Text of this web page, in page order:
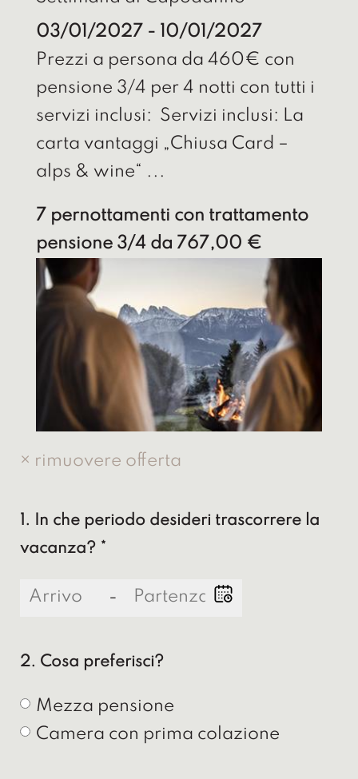
03/01/2027 - 10/01/2027
Prezzi a persona da 460€ con
pensione 3/4 per 4 notti con tutti i
servizi inclusi: Servizi inclusi: La
carta vantaggi „Chiusa Card –
alps & wine“ ...
7 pernottamenti con trattamento
pensione 3/4 da 767,00 €
× rimuovere offerta
1. In che periodo desideri trascorrere la
vacanza? *
-
2. Cosa preferisci?
Mezza pensione
Camera con prima colazione